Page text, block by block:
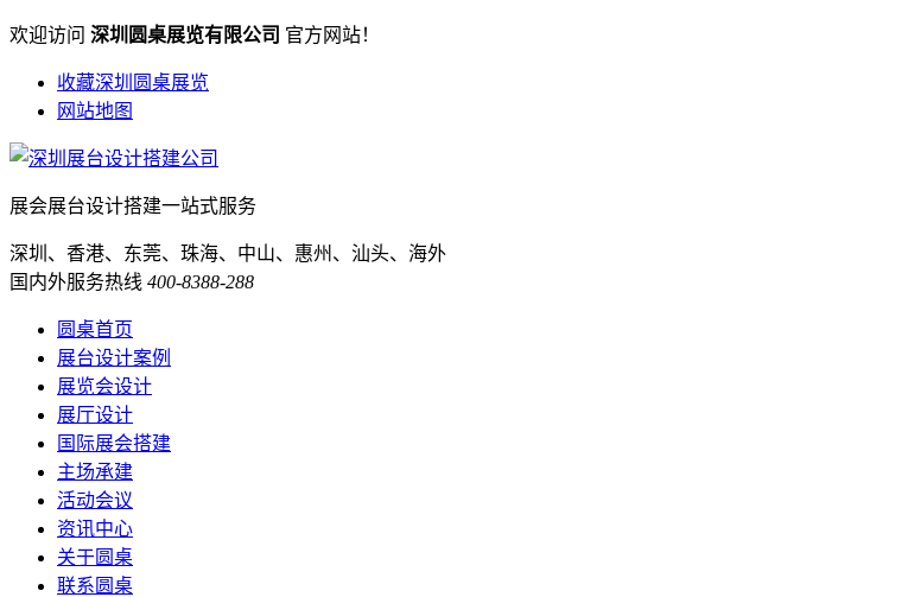
欢迎访问 深圳圆桌展览有限公司 官方网站！
收藏深圳圆桌展览
网站地图
展会展台设计搭建一站式服务
深圳、香港、东莞、珠海、中山、惠州、汕头、海外
国内外服务热线 400-8388-288
圆桌首页
展台设计案例
展览会设计
展厅设计
国际展会搭建
主场承建
活动会议
资讯中心
关于圆桌
联系圆桌